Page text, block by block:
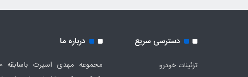
دسترسی سریع
تزئینات خودرو
درباره ما